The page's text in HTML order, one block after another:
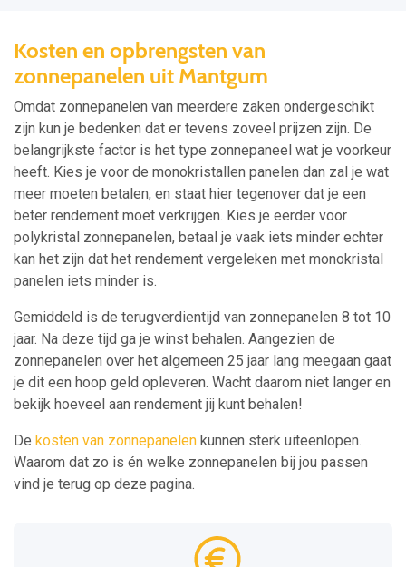
Kosten en opbrengsten van
zonnepanelen uit Mantgum
Omdat zonnepanelen van meerdere zaken ondergeschikt
zijn kun je bedenken dat er tevens zoveel prijzen zijn. De
belangrijkste factor is het type zonnepaneel wat je voorkeur
heeft. Kies je voor de monokristallen panelen dan zal je wat
meer moeten betalen, en staat hier tegenover dat je een
beter rendement moet verkrijgen. Kies je eerder voor
polykristal zonnepanelen, betaal je vaak iets minder echter
kan het zijn dat het rendement vergeleken met monokristal
panelen iets minder is.
Gemiddeld is de terugverdientijd van zonnepanelen 8 tot 10
jaar. Na deze tijd ga je winst behalen. Aangezien de
zonnepanelen over het algemeen 25 jaar lang meegaan gaat
je dit een hoop geld opleveren. Wacht daarom niet langer en
bekijk hoeveel aan rendement jij kunt behalen!
De kosten van zonnepanelen kunnen sterk uiteenlopen.
Waarom dat zo is én welke zonnepanelen bij jou passen
vind je terug op deze pagina.